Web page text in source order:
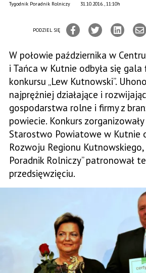
31.10.2016., 11:10h
Tygodnik Poradnik Rolniczy
PODZIEL SIĘ
W połowie października w
i Tańca w Kutnie odbyła się gala
konkursu „Lew Kutnowski”.
najprężniej działające i
gospodarstwa rolne i firmy z
powiecie. Konkurs
Starostwo Powiatowe w Kutnie
Rozwoju Regionu Kutnowskiego,
Poradnik Rolniczy” patronował
przedsięwzięciu.